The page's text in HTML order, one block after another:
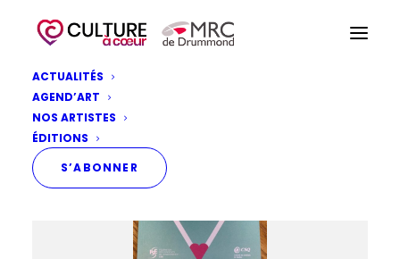
ACTUALITÉS
AGEND’ART
NOS ARTISTES
ÉDITIONS
S’ABONNER